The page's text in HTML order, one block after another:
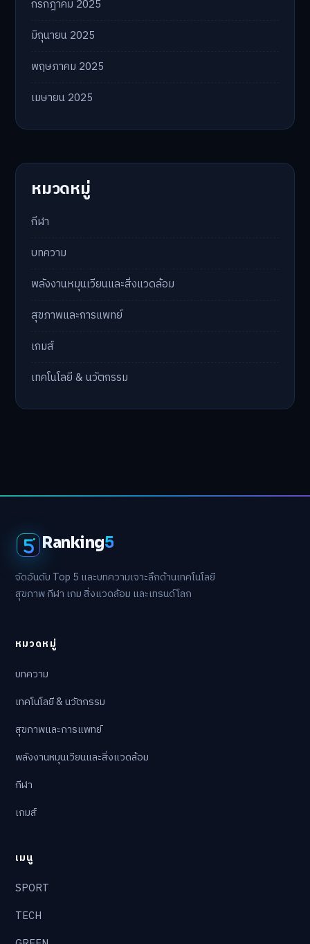
กรกฎาคม 2025
มิถุนายน 2025
พฤษภาคม 2025
เมษายน 2025
หมวดหมู่
กีฬา
บทความ
พลังงานหมุนเวียนและสิ่งแวดล้อม
สุขภาพและการแพทย์
เกมส์
เทคโนโลยี & นวัตกรรม
Ranking5
จัดอันดับ Top 5 และบทความเจาะลึกด้านเทคโนโลยี
สุขภาพ กีฬา เกม สิ่งแวดล้อม และเทรนด์โลก
หมวดหมู่
บทความ
เทคโนโลยี & นวัตกรรม
สุขภาพและการแพทย์
พลังงานหมุนเวียนและสิ่งแวดล้อม
กีฬา
เกมส์
เมนู
SPORT
TECH